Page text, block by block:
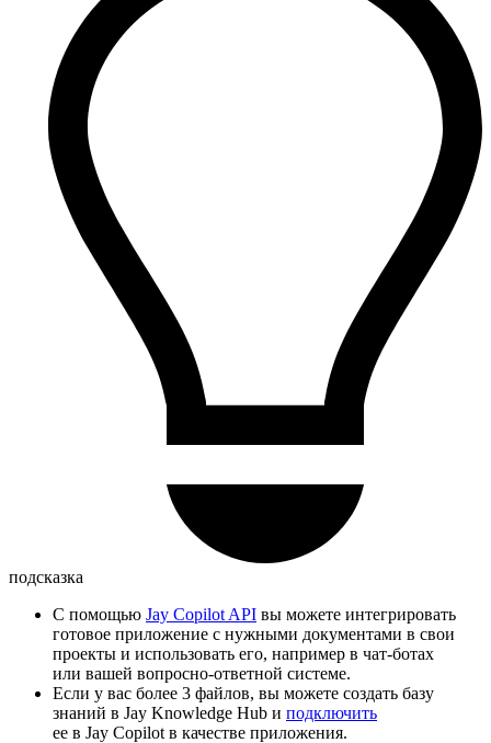
подсказка
С помощью Jay Copilot API вы можете интегрировать
готовое приложение с нужными документами в свои
проекты и использовать его, например в чат-ботах
или вашей вопросно-ответной системе.
Если у вас более 3 файлов, вы можете создать базу
знаний в Jay Knowledge Hub и подключить
ее в Jay Copilot в качестве приложения.